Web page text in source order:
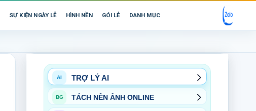
SỰ KIỆN NGÀY LỄ HÌNH NỀN GÓI LẺ DANH MỤC
AI TRỢ LÝ AI
BG TÁCH NỀN ẢNH ONLINE